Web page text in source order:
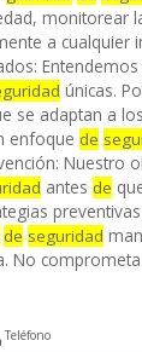
monitorear
a cualquier
únicas.
se adaptan a
enfoque de
Nuestro
antes de
de seguridad
No
Teléfono